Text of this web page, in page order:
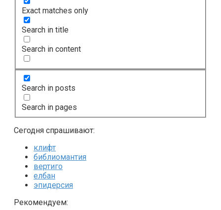
Exact matches only
Search in title
Search in content
Search in posts
Search in pages
Сегодня спрашивают:
клифт
библиомантия
вертиго
елбан
эпидерсия
Рекомендуем: